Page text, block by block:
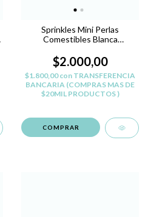
Sprinkles Mini Perlas
Comestibles Blanca
$2.000,00
$1.800,00con TRANSFERENCIA
BANCARIA (COMPRAS MAS DE
$20MIL PRODUCTOS )